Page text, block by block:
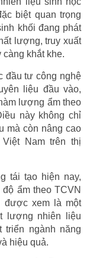
biệt quan trọng
khối đang phát
lượng, truy xuất
khắt khe.
đầu tư công nghệ
liệu đầu vào,
lượng ẩm theo
này không chỉ
mà còn nâng cao
Nam trên thị
tái tạo hiện nay,
ẩm theo TCVN
được xem là một
lượng nhiên liệu
triển ngành năng
hiệu quả.